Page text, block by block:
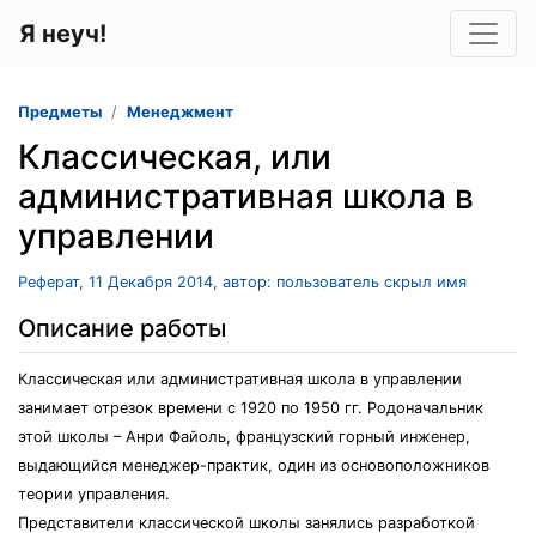
Я неуч!
Предметы Менеджмент
Классическая, или
административная школа в
управлении
Реферат, 11 Декабря 2014, автор: пользователь скрыл имя
Описание работы
Классическая или административная школа в управлении
занимает отрезок времени с 1920 по 1950 гг. Родоначальник
этой школы – Анри Файоль, французский горный инженер,
выдающийся менеджер-практик, один из основоположников
теории управления.
Представители классической школы занялись разработкой